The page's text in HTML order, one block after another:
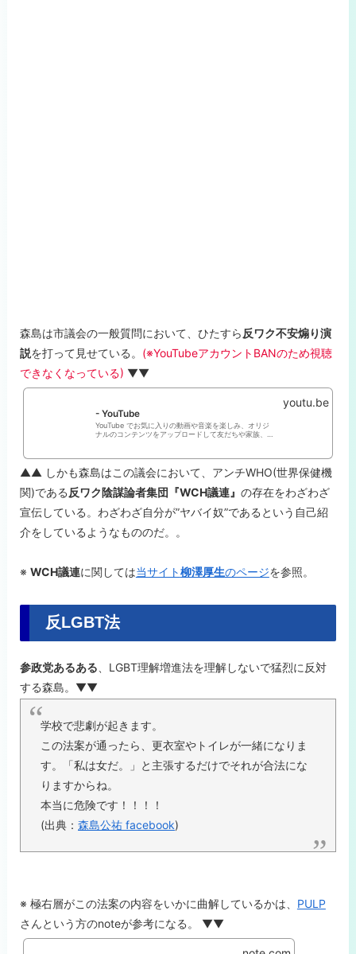
森島は市議会の一般質問において、ひたすら 反ワク不安煽り演
説を打って見せている。 (※YouTubeアカウントBANのため視聴
できなくなっている) ▼▼
- YouTube
YouTube でお気に入りの動画や音楽を楽しみ、オリジ
ナルのコンテンツをアップロードして友だちや家族、世
youtu.be
▲▲ しかも森島はこの議会において、アンチWHO(世界保健機
関)である 反ワク陰謀論者集団『WCH議連』 の存在をわざわざ
宣伝している。わざわざ自分が”ヤバイ奴”であるという自己紹
介をしているようなもののだ。。
※ WCH議連に関しては当サイト柳澤厚生のページを参照。
反LGBT法
参政党あるある 、LGBT理解増進法を理解しないで猛烈に反対
する森島。▼▼
学校で悲劇が起きます。
この法案が通ったら、更衣室やトイレが一緒になりま
す。「私は女だ。」と主張するだけでそれが合法にな
りますからね。
本当に危険です！！！！
(出典：森島公祐 facebook)
※ 極右層がこの法案の内容をいかに曲解しているかは、 PULP
さんという方のnoteが参考になる。 ▼▼